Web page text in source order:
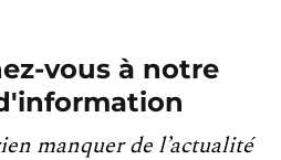
vous à notre
manquer de l’actualité